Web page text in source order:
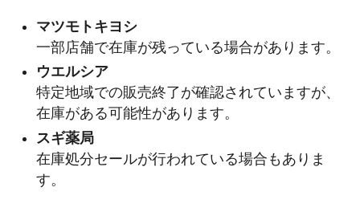
マツモトキヨシ
一部店舗で在庫が残っている場合があります。
ウエルシア
特定地域での販売終了が確認されていますが、
在庫がある可能性があります。
スギ薬局
在庫処分セールが行われている場合もありま
す。